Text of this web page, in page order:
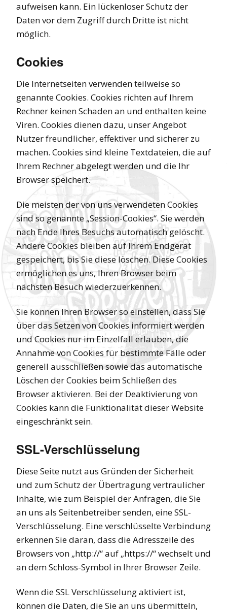
aufweisen kann. Ein lückenloser Schutz der
Daten vor dem Zugriff durch Dritte ist nicht
möglich.
Cookies
Die Internetseiten verwenden teilweise so
genannte Cookies. Cookies richten auf Ihrem
Rechner keinen Schaden an und enthalten keine
Viren. Cookies dienen dazu, unser Angebot
Nutzer freundlicher, effektiver und sicherer zu
machen. Cookies sind kleine Textdateien, die auf
Ihrem Rechner abgelegt werden und die Ihr
Browser speichert.
Die meisten der von uns verwendeten Cookies
sind so genannte „Session-Cookies“. Sie werden
nach Ende Ihres Besuchs automatisch gelöscht.
Andere Cookies bleiben auf Ihrem Endgerät
gespeichert, bis Sie diese löschen. Diese Cookies
ermöglichen es uns, Ihren Browser beim
nächsten Besuch wiederzuerkennen.
Sie können Ihren Browser so einstellen, dass Sie
über das Setzen von Cookies informiert werden
und Cookies nur im Einzelfall erlauben, die
Annahme von Cookies für bestimmte Fälle oder
generell ausschließen sowie das automatische
Löschen der Cookies beim Schließen des
Browser aktivieren. Bei der Deaktivierung von
Cookies kann die Funktionalität dieser Website
eingeschränkt sein.
SSL-Verschlüsselung
Diese Seite nutzt aus Gründen der Sicherheit
und zum Schutz der Übertragung vertraulicher
Inhalte, wie zum Beispiel der Anfragen, die Sie
an uns als Seitenbetreiber senden, eine SSL-
Verschlüsselung. Eine verschlüsselte Verbindung
erkennen Sie daran, dass die Adresszeile des
Browsers von „http://“ auf „https://“ wechselt und
an dem Schloss-Symbol in Ihrer Browser Zeile.
Wenn die SSL Verschlüsselung aktiviert ist,
können die Daten, die Sie an uns übermitteln,